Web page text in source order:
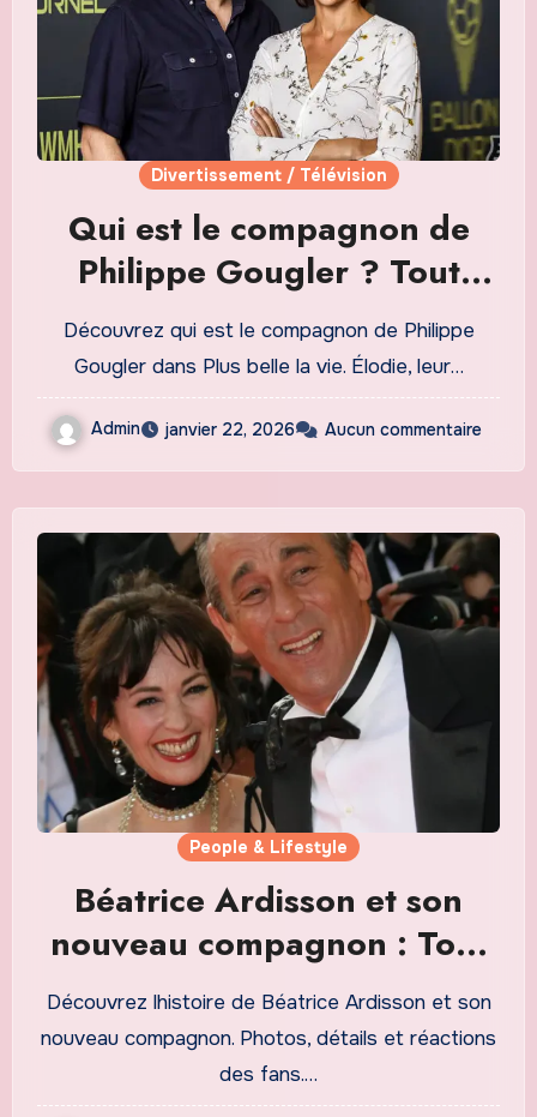
Divertissement / Télévision
Qui est le compagnon de
Philippe Gougler ? Tout
savoir sur sa relation dans
Plus belle la vie
Découvrez qui est le compagnon de Philippe
Gougler dans Plus belle la vie. Élodie, leur…
Admin janvier 22, 2026 Aucun commentaire
People & Lifestyle
Béatrice Ardisson et son
nouveau compagnon : Tout
savoir sur leur histoire
envoûtante
Découvrez lhistoire de Béatrice Ardisson et son
nouveau compagnon. Photos, détails et réactions
des fans.…